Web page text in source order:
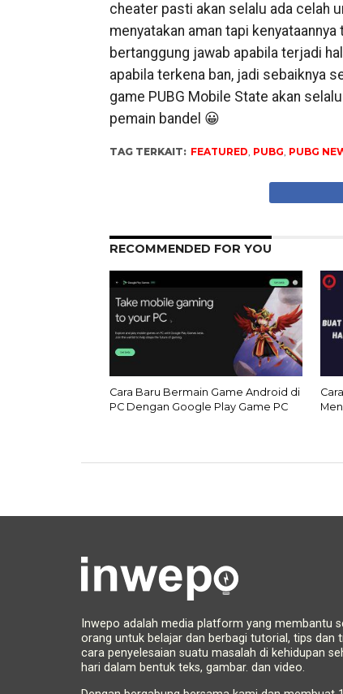
cheater pasti akan selalu ada celah
menyatakan aman tapi
bertanggung jawab apabila terjadi
apabila terkena ban, jadi sebaiknya
game PUBG Mobile State akan
pemain bandel 😀
TAG TERKAIT: FEATURED, PUBG, PUBG
RECOMMENDED FOR YOU
Cara Baru Bermain Game Android di
PC Dengan Google Play Game PC
Inwepo adalah media platform yang membantu
orang untuk belajar dan berbagi tutorial, tips dan
cara penyelesaian suatu masalah di kehidupan
hari dalam bentuk teks, gambar. dan video.